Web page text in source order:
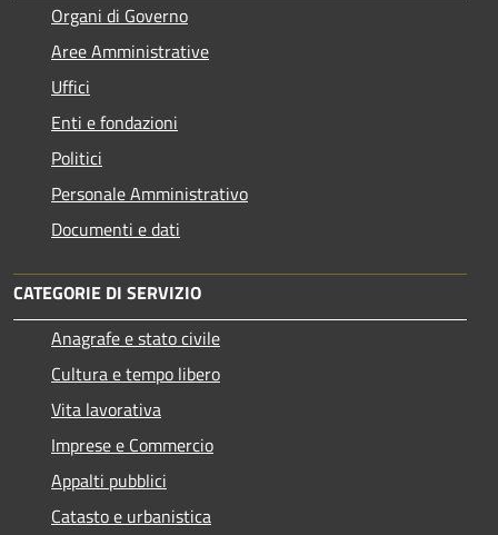
Organi di Governo
Aree Amministrative
Uffici
Enti e fondazioni
Politici
Personale Amministrativo
Documenti e dati
CATEGORIE DI SERVIZIO
Anagrafe e stato civile
Cultura e tempo libero
Vita lavorativa
Imprese e Commercio
Appalti pubblici
Catasto e urbanistica